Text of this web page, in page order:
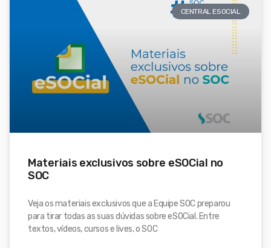
CENTRAL ESOCIAL
Materiais exclusivos sobre eSOCial no
SOC
Veja os materiais exclusivos que a Equipe SOC preparou
para tirar todas as suas dúvidas sobre eSOCial. Entre
textos, vídeos, cursos e lives, o SOC